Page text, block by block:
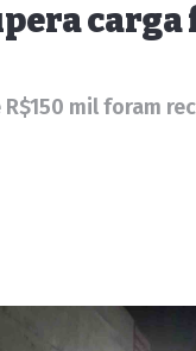
mil foram